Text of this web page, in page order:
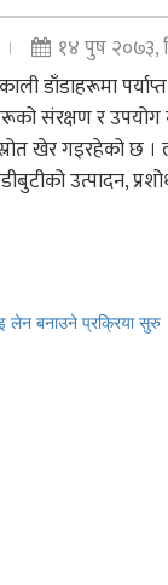
१४ पुष २०७३,
डाँडाहरूमा पर्याप्त
संरक्षण र उपयोग
खेर गइरहेको छ ।
उत्पादन,